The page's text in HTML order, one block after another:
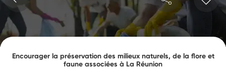
Encourager la préservation des milieux naturels, de la flore et
faune associées à La Réunion